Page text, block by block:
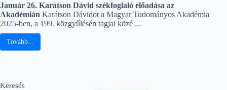
Január 26. Karátson Dávid székfoglaló előadása az
Akadémián Karátson Dávidot a Magyar Tudományos Akadémia
2025-ben, a 199. közgyűlésén tagjai közé ...
Tovább...
Keresés